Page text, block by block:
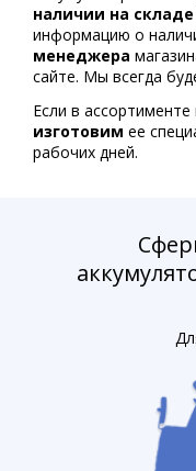
наличии на
информацию о
менеджера
сайте. Мы всегда
Если в
изготовим ее
рабочих дней.